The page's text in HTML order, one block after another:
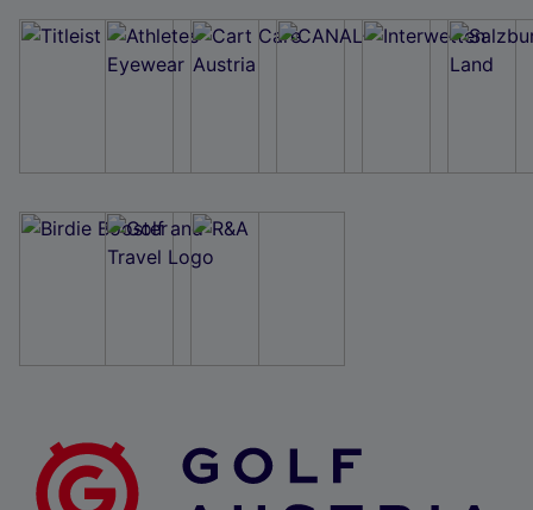
Wir und unsere Partner verarbeiten Daten, um
Verwendung genauer Standortdaten. Endgeräteeigenschaften zur Identifikation